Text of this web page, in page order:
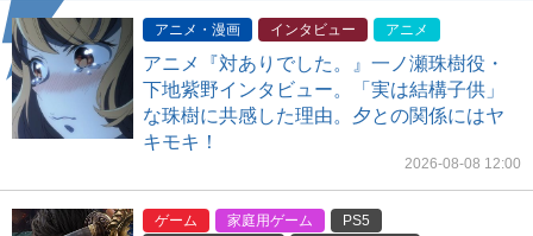
アニメ・漫画 インタビュー アニメ
アニメ『対ありでした。』一ノ瀬珠樹役・
下地紫野インタビュー。「実は結構子供」
な珠樹に共感した理由。夕との関係にはヤ
キモキ！
2026-08-08 12:00
ゲーム 家庭用ゲーム
PS5